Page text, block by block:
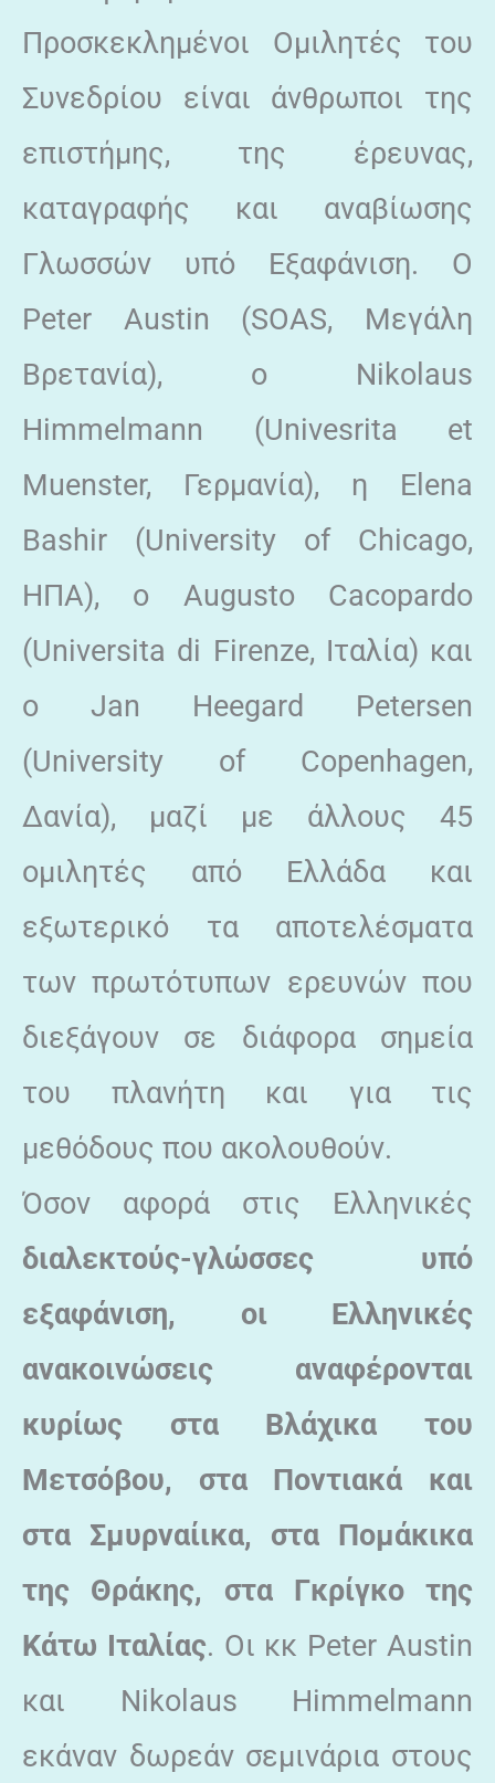
Προσκεκλημένοι Ομιλητές του
Συνεδρίου είναι άνθρωποι της
επιστήμης, της έρευνας,
καταγραφής και αναβίωσης
Γλωσσών υπό Εξαφάνιση. Ο
Peter Austin (SOAS, Μεγάλη
Βρετανία), ο Nikolaus
Himmelmann (Univesrita et
Muenster, Γερμανία), η Elena
Bashir (University of Chicago,
ΗΠΑ), ο Αugusto Cacopardo
(Universita di Firenze, Ιταλία) και
ο Jan Heegard Petersen
(University of Copenhagen,
Δανία), μαζί με άλλους 45
ομιλητές από Ελλάδα και
εξωτερικό τα αποτελέσματα
των πρωτότυπων ερευνών που
διεξάγουν σε διάφορα σημεία
του πλανήτη και για τις
μεθόδους που ακολουθούν.
Όσον αφορά στις Ελληνικές
διαλεκτούς-γλώσσες υπό
εξαφάνιση, οι Ελληνικές
ανακοινώσεις αναφέρονται
κυρίως στα Βλάχικα του
Μετσόβου, στα Ποντιακά και
στα Σμυρναίικα, στα Πομάκικα
της Θράκης, στα Γκρίγκο της
Κάτω Ιταλίας. Οι κκ Peter Austin
και Nikolaus Himmelmann
εκάναν δωρεάν σεμινάρια στους